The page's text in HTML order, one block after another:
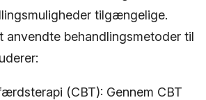
tilgængelige.
anvendte behandlingsmetoder til
(CBT): Gennem CBT